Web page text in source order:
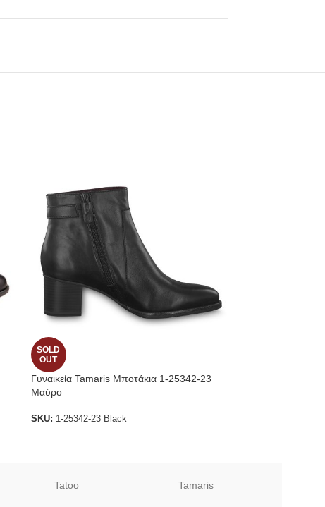
SOLD
OUT
Γυναικεία Tamaris Μποτάκια 1-25342-23
Μαύρο
SKU: 1-25342-23 Black
Tatoo Tamaris